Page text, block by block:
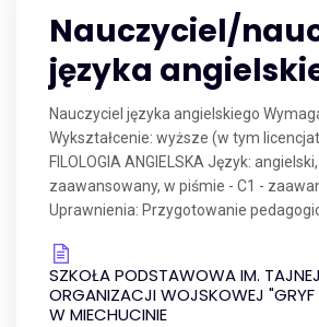
Nauczyciel/
języka
Nauczyciel języka angielskiego
Wykształcenie: wyższe (w tym
FILOLOGIA ANGIELSKA Język:
zaawansowany, w piśmie - C1 -
Uprawnienia: Przygotowanie
SZKOŁA PODSTAWOWA IM. TAJNEJ
ORGANIZACJI WOJSKOWEJ "GRYF
W MIECHUCINIE